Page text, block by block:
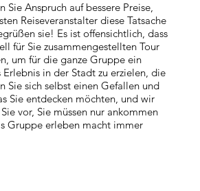
Sie Anspruch auf bessere Preise,
Reiseveranstalter diese Tatsache
sie! Es ist offensichtlich, dass
für Sie zusammengestellten Tour
um für die ganze Gruppe ein
in der Stadt zu erzielen, die
Sie sich selbst einen Gefallen und
Sie entdecken möchten, und wir
vor, Sie müssen nur ankommen
Gruppe erleben macht immer